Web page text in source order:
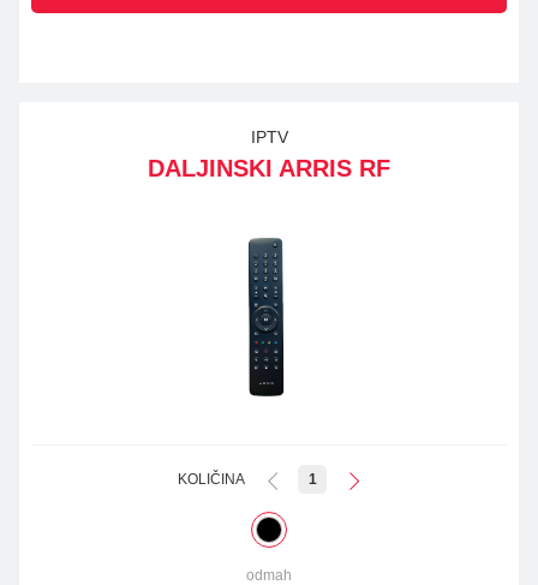
IPTV
DALJINSKI ARRIS RF
KOLIČINA 1
odmah